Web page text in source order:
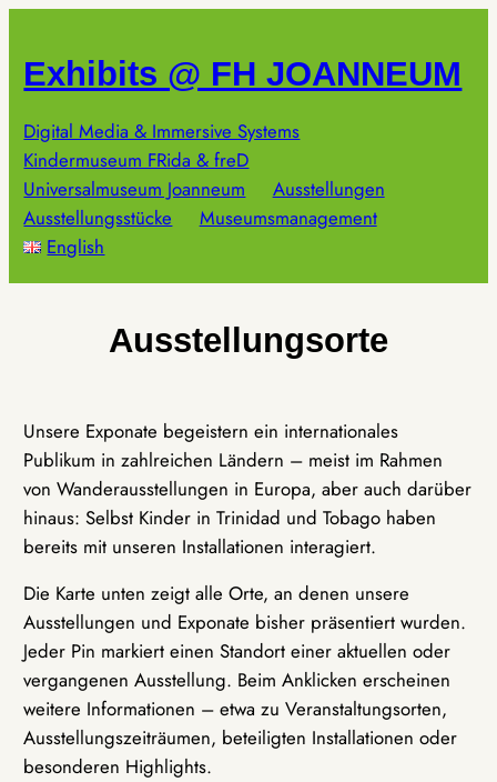
springen
Exhibits @ FH JOANNEUM
Digital Media & Immersive Systems
Kindermuseum FRida & freD
Universalmuseum Joanneum
Ausstellungen
Ausstellungsstücke
Museumsmanagement
English
Ausstellungsorte
Unsere Exponate begeistern ein internationales
Publikum in zahlreichen Ländern – meist im Rahmen
von Wanderausstellungen in Europa, aber auch darüber
hinaus: Selbst Kinder in Trinidad und Tobago haben
bereits mit unseren Installationen interagiert.
Die Karte unten zeigt alle Orte, an denen unsere
Ausstellungen und Exponate bisher präsentiert wurden.
Jeder Pin markiert einen Standort einer aktuellen oder
vergangenen Ausstellung. Beim Anklicken erscheinen
weitere Informationen – etwa zu Veranstaltungsorten,
Ausstellungszeiträumen, beteiligten Installationen oder
besonderen Highlights.